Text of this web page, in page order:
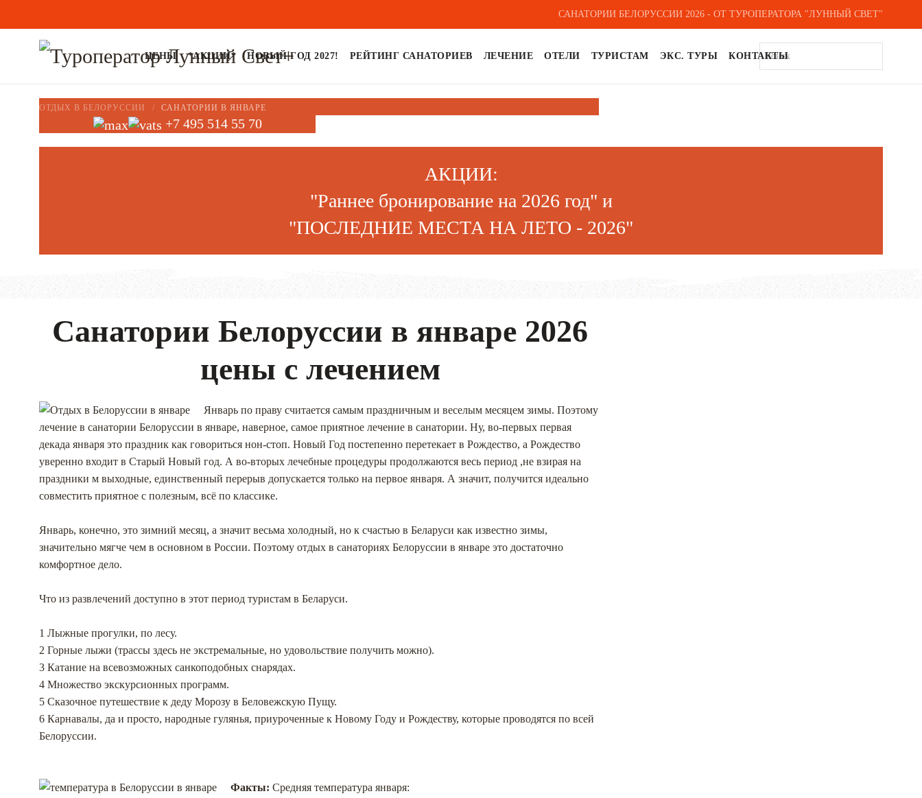
САНАТОРИИ БЕЛОРУССИИ 2026 - ОТ ТУРОПЕРАТОРА "ЛУННЫЙ СВЕТ"
ЦЕНЫ *АКЦИИ* НОВЫЙ ГОД 2027! РЕЙТИНГ САНАТОРИЕВ ЛЕЧЕНИЕ ОТЕЛИ ТУРИСТАМ ЭКС. ТУРЫ КОНТАКТЫ
ОТДЫХ В БЕЛОРУССИИ САНАТОРИИ В ЯНВАРЕ
+7 495 514 55 70
АКЦИИ:
"Раннее бронирование на 2026 год" и
"ПОСЛЕДНИЕ МЕСТА НА ЛЕТО - 2026"
Санатории Белоруссии в январе 2026
цены с лечением
Январь по праву считается самым праздничным и веселым месяцем зимы. Поэтому
лечение в санатории Белоруссии в январе, наверное, самое приятное лечение в санатории. Ну, во-первых первая
декада января это праздник как говориться нон-стоп. Новый Год постепенно перетекает в Рождество, а Рождество
уверенно входит в Старый Новый год. А во-вторых лечебные процедуры продолжаются весь период ,не взирая на
праздники м выходные, единственный перерыв допускается только на первое января. А значит, получится идеально
совместить приятное с полезным, всё по классике.
Январь, конечно, это зимний месяц, а значит весьма холодный, но к счастью в Беларуси как известно зимы,
значительно мягче чем в основном в России. Поэтому отдых в санаториях Белоруссии в январе это достаточно
комфортное дело.
Что из развлечений доступно в этот период туристам в Беларуси.
1 Лыжные прогулки, по лесу.
2 Горные лыжи (трассы здесь не экстремальные, но удовольствие получить можно).
3 Катание на всевозможных санкоподобных снарядах.
4 Множество экскурсионных программ.
5 Сказочное путешествие к деду Морозу в Беловежскую Пущу.
6 Карнавалы, да и просто, народные гулянья, приуроченные к Новому Году и Рождеству, которые проводятся по всей
Белоруссии.
Факты: Средняя температура января: